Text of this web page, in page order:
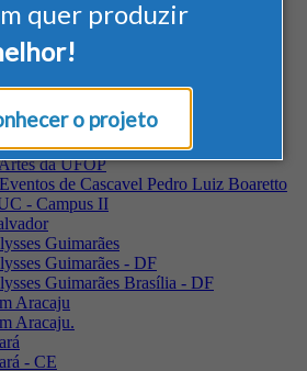
quer produzir
o projeto
- FIEPA
do Brasil, em Brasília
Pernambuco - PE
da UFOP
de Cascavel Pedro Luiz Boaretto
- Campus II
Guimarães
Guimarães - DF
Guimarães Brasília - DF
Aracaju
Aracaju.
- CE